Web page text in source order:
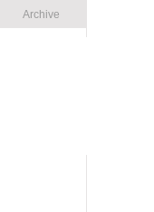
Archive